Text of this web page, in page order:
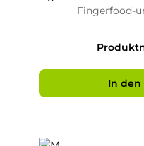
Fingerfood-
In den